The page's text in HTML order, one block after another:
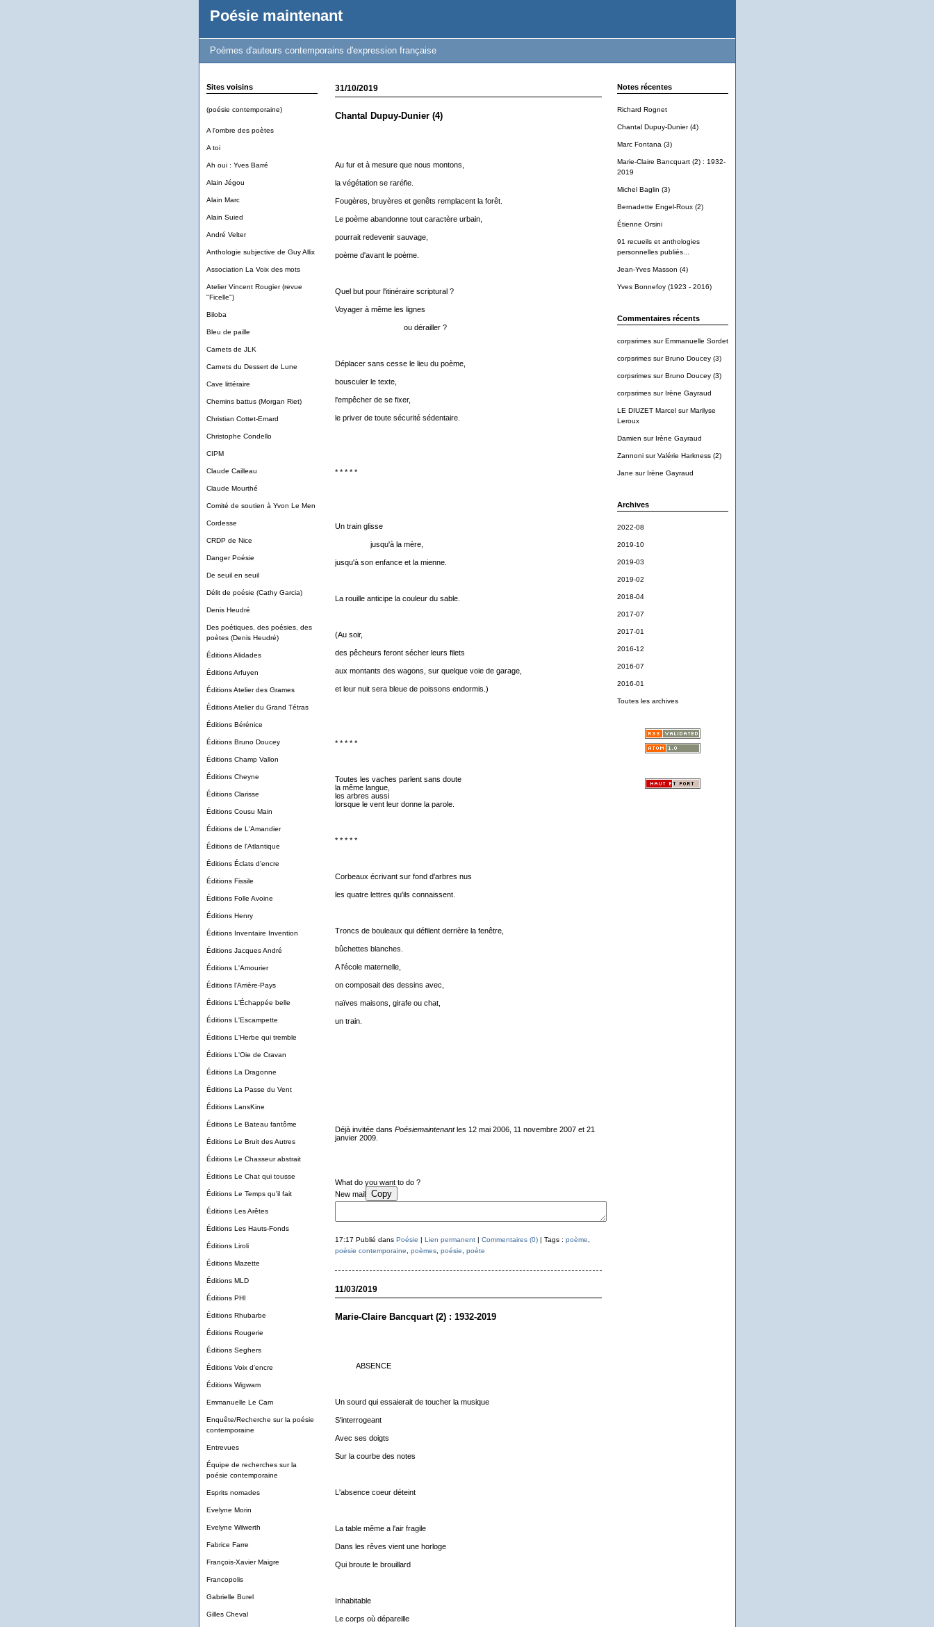
Poésie maintenant
Poèmes d'auteurs contemporains d'expression française
Sites voisins
(poésie contemporaine)
A l'ombre des poètes
A toi
Ah oui : Yves Barré
Alain Jégou
Alain Marc
Alain Suied
André Velter
Anthologie subjective de Guy Allix
Association La Voix des mots
Atelier Vincent Rougier (revue
"Ficelle")
Biloba
Bleu de paille
Carnets de JLK
Carnets du Dessert de Lune
Cave littéraire
Chemins battus (Morgan Riet)
Christian Cottet-Emard
Christophe Condello
CIPM
Claude Cailleau
Claude Mourthé
Comité de soutien à Yvon Le Men
Cordesse
CRDP de Nice
Danger Poésie
De seuil en seuil
Délit de poésie (Cathy Garcia)
Denis Heudré
Des poétiques, des poésies, des
poètes (Denis Heudré)
Éditions Alidades
Éditions Arfuyen
Éditions Atelier des Grames
Éditions Atelier du Grand Tétras
Éditions Bérénice
Éditions Bruno Doucey
Éditions Champ Vallon
Éditions Cheyne
Éditions Clarisse
Éditions Cousu Main
Éditions de L'Amandier
Éditions de l'Atlantique
Éditions Éclats d'encre
Éditions Fissile
Éditions Folle Avoine
Éditions Henry
Éditions Inventaire Invention
Éditions Jacques André
Éditions L'Amourier
Éditions l'Arrière-Pays
Éditions L'Échappée belle
Éditions L'Escampette
Éditions L'Herbe qui tremble
Éditions L'Oie de Cravan
Éditions La Dragonne
Éditions La Passe du Vent
Éditions LansKine
Éditions Le Bateau fantôme
Éditions Le Bruit des Autres
Éditions Le Chasseur abstrait
Éditions Le Chat qui tousse
Éditions Le Temps qu'il fait
Éditions Les Arêtes
Éditions Les Hauts-Fonds
Éditions Liroli
Éditions Mazette
Éditions MLD
Éditions PHI
Éditions Rhubarbe
Éditions Rougerie
Éditions Seghers
Éditions Voix d'encre
Éditions Wigwam
Emmanuelle Le Cam
Enquête/Recherche sur la poésie
contemporaine
Entrevues
Équipe de recherches sur la
poésie contemporaine
Esprits nomades
Evelyne Morin
Evelyne Wilwerth
Fabrice Farre
François-Xavier Maigre
Francopolis
Gabrielle Burel
Gilles Cheval
Notes récentes
Richard Rognet
Chantal Dupuy-Dunier (4)
Marc Fontana (3)
Marie-Claire Bancquart (2) : 1932-
2019
Michel Baglin (3)
Bernadette Engel-Roux (2)
Étienne Orsini
91 recueils et anthologies
personnelles publiés...
Jean-Yves Masson (4)
Yves Bonnefoy (1923 - 2016)
Commentaires récents
corpsrimessurEmmanuelle Sordet
corpsrimessurBruno Doucey (3)
corpsrimessurBruno Doucey (3)
corpsrimessur Irène Gayraud
LE DIUZET MarcelsurMarilyse
Leroux
Damien sur Irène Gayraud
ZannonisurValérie Harkness (2)
Jane sur Irène Gayraud
Archives
2022-08
2019-10
2019-03
2019-02
2018-04
2017-07
2017-01
2016-12
2016-07
2016-01
Toutes les archives
31/10/2019
Chantal Dupuy-Dunier (4)
Au fur et à mesure que nous montons,
la végétation se raréfie.
Fougères, bruyères et genêts remplacent la forêt.
Le poème abandonne tout caractère urbain,
pourrait redevenir sauvage,
poème d'avant le poème.
Quel but pour l'itinéraire scriptural ?
Voyager à même les lignes
ou dérailler ?
Déplacer sans cesse le lieu du poème,
bousculer le texte,
l'empêcher de se fixer,
le priver de toute sécurité sédentaire.
* * * * *
Un train glisse
jusqu'à la mère,
jusqu'à son enfance et la mienne.
La rouille anticipe la couleur du sable.
(Au soir,
des pêcheurs feront sécher leurs filets
aux montants des wagons, sur quelque voie de garage,
et leur nuit sera bleue de poissons endormis.)
* * * * *
Toutes les vaches parlent sans doute
la même langue,
les arbres aussi
lorsque le vent leur donne la parole.
* * * * *
Corbeaux écrivant sur fond d'arbres nus
les quatre lettres qu'ils connaissent.
Troncs de bouleaux qui défilent derrière la fenêtre,
bûchettes blanches.
A l'école maternelle,
on composait des dessins avec,
naïves maisons, girafe ou chat,
un train.
Déjà invitée dans Poésiemaintenantles 12 mai 2006, 11 novembre 2007 et 21
janvier 2009.
What do you want to do ?
New mail
Copy
17:17 Publié dans Poésie | Lien permanent| Commentaires (0)| Tags : poème
poésie contemporaine
poèmes, poésie poète
11/03/2019
Marie-Claire Bancquart (2) : 1932-2019
ABSENCE
Un sourd qui essaierait de toucher la musique
S'interrogeant
Avec ses doigts
Sur la courbe des notes
L'absence coeur déteint
La table même a l'air fragile
Dans les rêves vient une horloge
Qui broute le brouillard
Inhabitable
Le corps où dépareille